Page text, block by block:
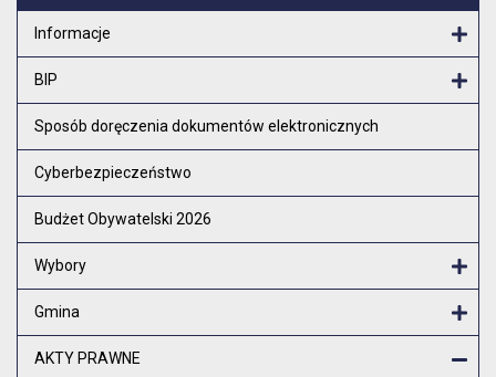
Informacje
BIP
Sposób doręczenia dokumentów elektronicznych
Cyberbezpieczeństwo
Budżet Obywatelski 2026
Wybory
Gmina
AKTY PRAWNE